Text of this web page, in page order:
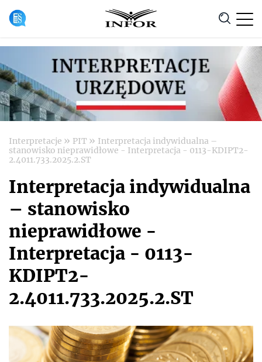
Anuluj
Interpretacje » PIT » Interpretacja indywidualna –
stanowisko nieprawidłowe - Interpretacja - 0113-KDIPT2-
2.4011.733.2025.2.ST
Interpretacja indywidualna
– stanowisko
nieprawidłowe -
Interpretacja - 0113-
KDIPT2-
2.4011.733.2025.2.ST